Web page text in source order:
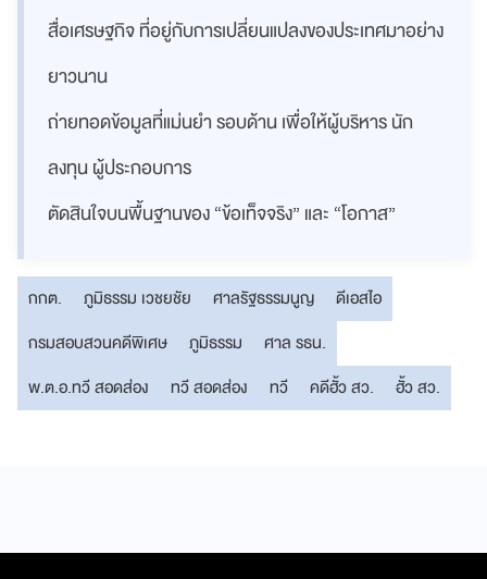
สื่อเศรษฐกิจ ที่อยู่กับการเปลี่ยนแปลงของประเทศมาอย่าง
ยาวนาน
ถ่ายทอดข้อมูลที่แม่นยำ รอบด้าน เพื่อให้ผู้บริหาร นัก
ลงทุน ผู้ประกอบการ
ตัดสินใจบนพื้นฐานของ “ข้อเท็จจริง” และ “โอกาส”
กกต. ภูมิธรรม เวชยชัย ศาลรัฐธรรมนูญ
ดีเอสไอ
กรมสอบสวนคดีพิเศษ
ภูมิธรรม
ศาล รธน.
พ.ต.อ.ทวี สอดส่อง
ทวี สอดส่อง ทวี คดีฮั้ว สว. ฮั้ว สว.